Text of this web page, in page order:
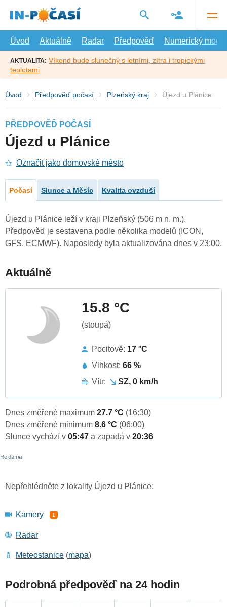
hlavní
Úvod
Aktuálně Radar Předpověď Numerický model
AKTUALITA: Víkend bude slunečný s letními, zítra i tropickými
teplotami
Úvod Předpověď počasí Plzeňský kraj Újezd u Plánice
PŘEDPOVĚĎ POČASÍ
Újezd u Plánice
Označit jako domovské město
Počasí Slunce a Měsíc Kvalita ovzduší
Újezd u Plánice leží v kraji Plzeňský (506 m n. m.).
Předpověď je sestavena podle několika modelů (ICON,
GFS, ECMWF). Naposledy byla aktualizována dnes v 23:00.
Aktuálně
15.8 °C
(stoupá)
Pocitově: 17 °C
Vlhkost: 66 %
Vítr:
SZ, 0 km/h
Dnes změřené maximum 27.7 °C (16:30)
Dnes změřené minimum 8.6 °C (06:00)
Slunce vychází v 05:47 a zapadá v 20:36
Nepřehlédněte z lokality Újezd u Plánice:
Kamery 1
Radar
Meteostanice (mapa)
Podrobná předpověď na 24 hodin